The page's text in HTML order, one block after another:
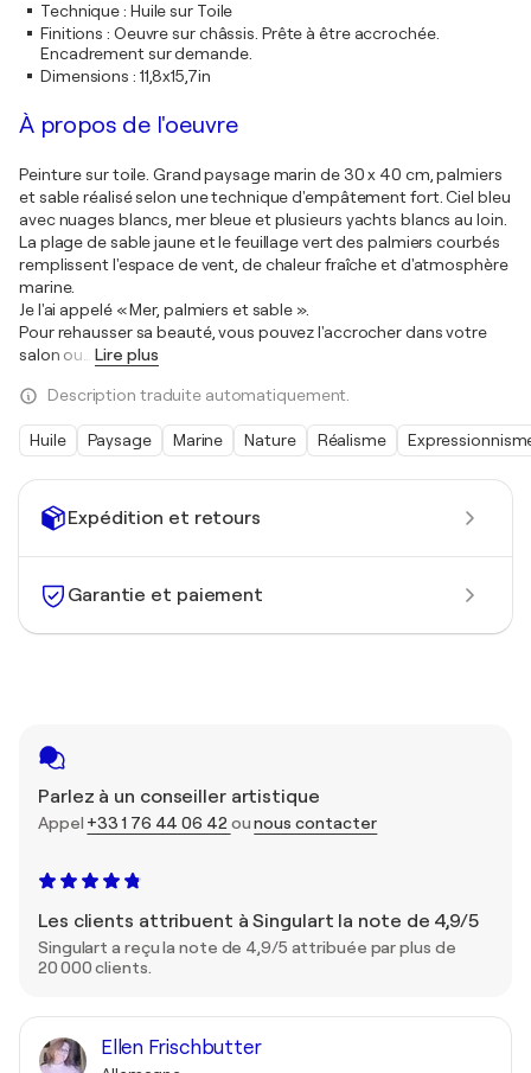
Expédition et retours
Garantie et paiement
Parlez à un conseiller artistique
Appel +33 1 76 44 06 42 ounous contacter
Les clients attribuent à Singulart la note de 4,9/5
Singulart a reçu la note de 4,9/5 attribuée par plus de
20 000 clients.
Ellen Frischbutter
Technique: Huile sur Toile
Finitions : Oeuvre sur châssis. Prête à être accrochée.
Encadrement sur demande.
Dimensions : 11,8x15,7in
À propos de l'oeuvre
Peinture sur toile. Grand paysage marin de 30 x 40 cm, palmiers
et sable réalisé selon une technique d'empâtement fort. Ciel bleu
avec nuages blancs, mer bleue et plusieurs yachts blancs au loin.
La plage de sable jaune et le feuillage vert des palmiers courbés
remplissent l'espace de vent, de chaleur fraîche et d'atmosphère
marine.
Je l'ai appelé « Mer, palmiers et sable ».
Pour rehausser sa beauté, vous pouvez l'accrocher dans votre
salon ou
Lire plus
Description traduite automatiquement.
Huile Paysage Marine Nature Réalisme